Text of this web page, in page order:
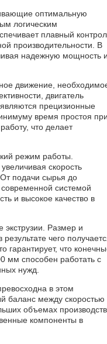
оптимальную
логическим
плавный
производительности. В
надежную мощность
движение,
двигатель
прецизионные
время простоя
что делает
режим работы.
скорость
подачи сырья до
системой
и высокое качество в
Размер и
чего
гарантирует, что
мм способен работать с
нужд.
в этом
баланс между скоростью
объемах
компоненты в